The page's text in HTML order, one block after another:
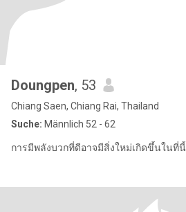
Doungpen, 53
Chiang Saen, Chiang Rai, Thailand
Suche: Männlich 52 - 62
การมีพลังบวกที่ดีอาจมีสิ่งใหม่เกิดขึ้นในที่นี้